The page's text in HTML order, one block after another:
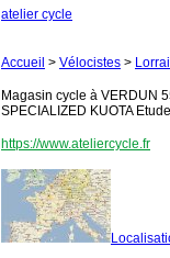
atelier cycle
Accueil > Vélocistes >
Magasin cycle à VERDUN
SPECIALIZED KUOTA
https://www.ateliercycle.fr